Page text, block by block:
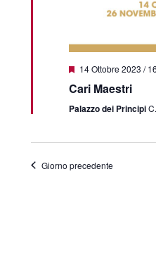
Segnalati
14 Ottobre 2023 /
Cari Maestri
Palazzo dei Principi
Giorno precedente